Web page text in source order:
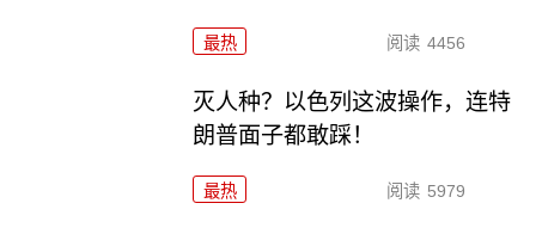
最热 阅读 4456
灭人种？以色列这波操作，连特
朗普面子都敢踩！
最热 阅读 5979